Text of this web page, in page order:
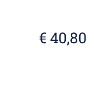
€ 40,80